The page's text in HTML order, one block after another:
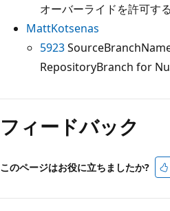
オーバーライドを許可する
MattKotsenas
5923
RepositoryBranch for
フィードバック
このページはお役に立ちましたか?